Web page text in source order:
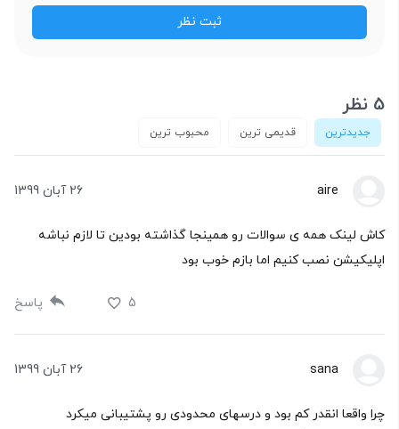
5 نظر
جدیدترین قدیمی ترین محبوب ترین
aire 26 آبان 1399
کاش لینک همه ی سوالات رو همینجا گذاشته بودین تا لازم نباشه
اپلیکیشن نصب کنیم اما بازم خوب بود
5 پاسخ
sana 26 آبان 1399
چرا واقعا انقدر کم بود و درسهای محدودی رو پشتیبانی میکرد